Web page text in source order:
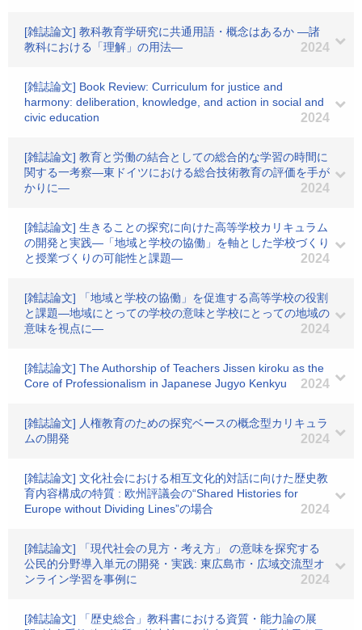
[雑誌論文] 教科教育学研究に共通用語・概念はあるか ―諸
教科における「理解」の用法―
2024
[雑誌論文] Book Review: Curriculum for justice and
harmony: deliberation, knowledge, and action in social and
civic education
2024
[雑誌論文] 教育と労働の結合としての総合的な学習の時間に
関する一考察―東ドイツにおける総合技術教育の評価を手が
かりに―
2024
[雑誌論文] 生きることの探究に向けた高等学校カリキュラム
の開発と実践―「地域と学校の協働」を軸とした学校づくり
と授業づくりの可能性と課題―
2024
[雑誌論文] 「地域と学校の協働」を促進する高等学校の役割
と課題―地域にとっての学校の意味と学校にとっての地域の
意味を視点に―
2024
[雑誌論文] The Authorship of Teachers Jissen kiroku as the
Core of Professionalism in Japanese Jugyo Kenkyu
2024
[雑誌論文] 人権教育のための探究ベースの概念型カリキュラ
ムの開発
2024
[雑誌論文] 文化社会における相互文化的対話に向けた歴史教
育内容構成の特質 : 欧州評議会の“Shared Histories for
Europe without Dividing Lines”の場合
2024
[雑誌論文] 「現代社会の見方・考え方」 の意味を探究する
公民的分野導入単元の開発・実践: 東広島市・広域交流型オ
ンライン学習を事例に
2024
[雑誌論文] 「歴史総合」教科書における資質・能力論の展